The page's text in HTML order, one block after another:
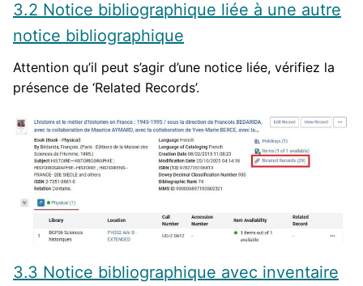
3.2 Notice bibliographique liée à une autre
notice bibliographique
Attention qu’il peut s’agir d’une notice liée, vérifiez la
présence de ‘Related Records’.
3.3 Notice bibliographique avec inventaire